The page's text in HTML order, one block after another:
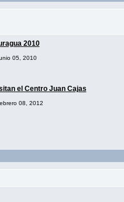
2010
05, 2010
el Centro Juan Cajas
08, 2012